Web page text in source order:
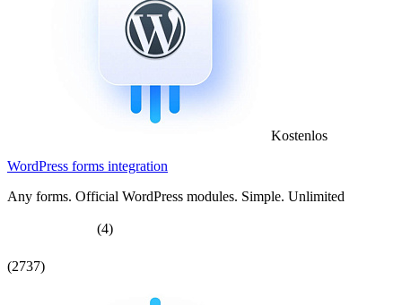
Kostenlos
WordPress forms integration
Any forms. Official WordPress modules. Simple. Unlimited
(4)
(2737)